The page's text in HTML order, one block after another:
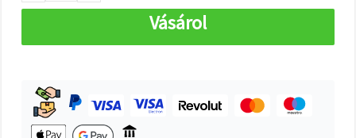
Fogadja
mindet
Vásárol